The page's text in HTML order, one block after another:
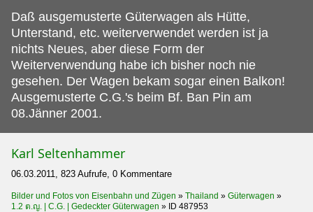
Daß ausgemusterte Güterwagen als Hütte,
Unterstand, etc. weiterverwendet werden ist ja
nichts Neues, aber diese Form der
Weiterverwendung habe ich bisher noch nie
gesehen. Der Wagen bekam sogar einen Balkon!
Ausgemusterte C.G.'s beim Bf. Ban Pin am
08.Jänner 2001.
Karl Seltenhammer
06.03.2011, 823 Aufrufe, 0 Kommentare
Bilder und Fotos von Eisenbahn und Zügen » Thailand » Güterwagen »
1.2 ต.ญ. | C.G. | Gedeckter Güterwagen » ID 487953